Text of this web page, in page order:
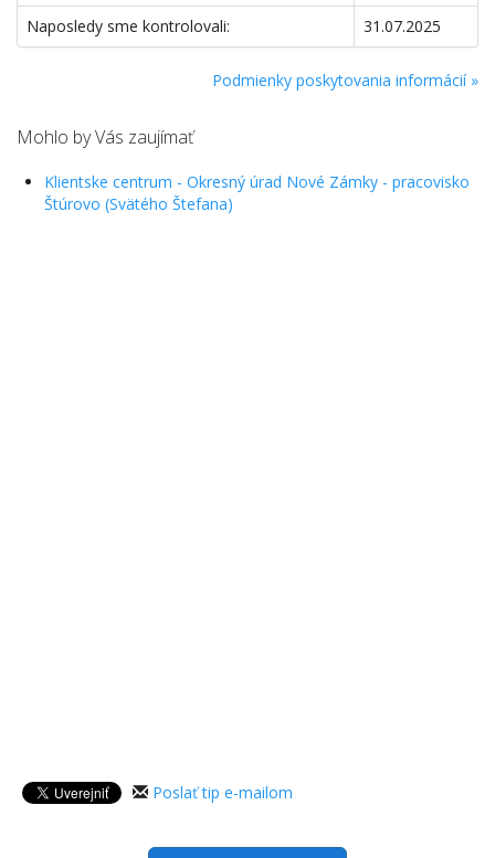
Naposledy sme kontrolovali:
31.07.2025
Podmienky poskytovania informácií »
Mohlo by Vás zaujímať
Klientske centrum - Okresný úrad Nové Zámky - pracovisko
Štúrovo (Svätého Štefana)
Poslať tip e-mailom